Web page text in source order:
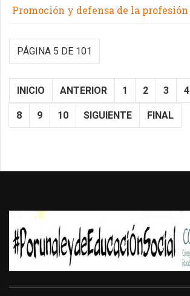
Promoción y defensa de la profesión
PÁGINA 5 DE 101
INICIO ANTERIOR 1 2 3 4
8 9 10 SIGUIENTE FINAL